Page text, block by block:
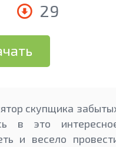
29
скупщика
в это
и весело